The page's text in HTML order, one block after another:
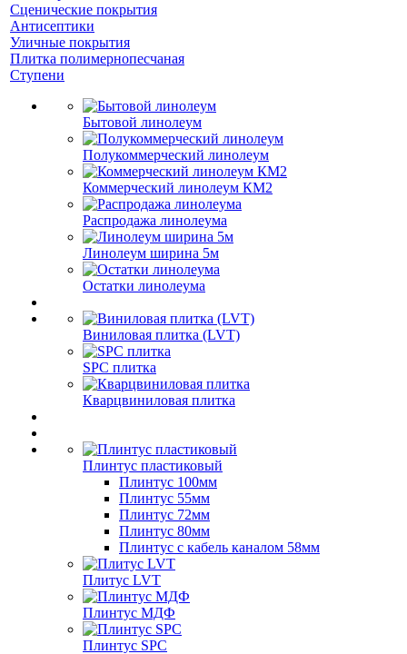
Сценические покрытия
Антисептики
Уличные покрытия
Плитка полимернопесчаная
Ступени
Бытовой линолеум
Полукоммерческий линолеум
Коммерческий линолеум КМ2
Распродажа линолеума
Линолеум ширина 5м
Остатки линолеума
Виниловая плитка (LVT)
SPC плитка
Кварцвиниловая плитка
Плинтус пластиковый
Плинтус 100мм
Плинтус 55мм
Плинтус 72мм
Плинтус 80мм
Плинтус с кабель каналом 58мм
Плитус LVT
Плинтус МДФ
Плинтус SPC